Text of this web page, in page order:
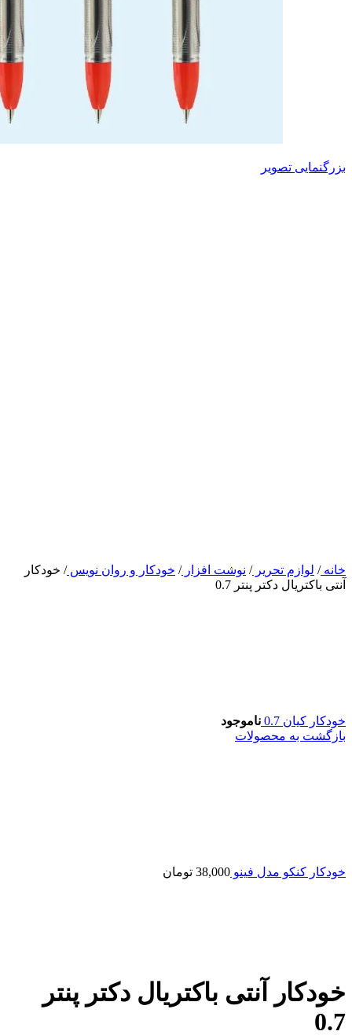
بزرگنمایی تصویر
خانه/ لوازم تحریر/ نوشت افزار/ خودکار و روان نویس/ خودکار
آنتی باکتریال دکتر پنتر 0.7
خودکار کیان 0.7
ناموجود
بازگشت به محصولات
خودکار کنکو مدل فینو 38,000 تومان
خودکار آنتی باکتریال دکتر پنتر
0.7